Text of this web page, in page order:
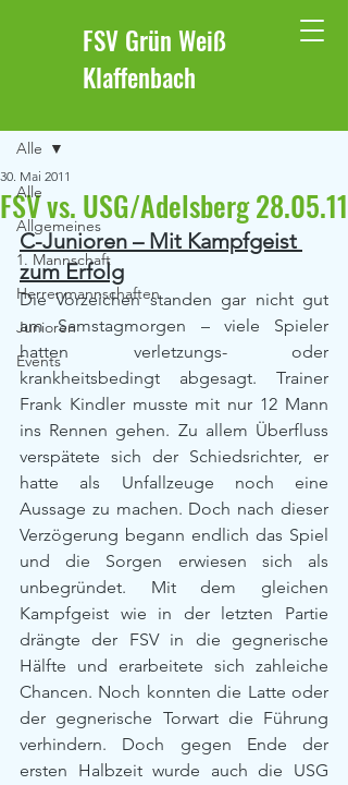
FSV Grün Weiß
Klaffenbach
Alle
Allgemeines
1. Mannschaft
Herrenmannschaften
Junioren
Events
Alle
FSV vs. USG/Adelsberg 28.05.11
30. Mai 2011
C-Junioren – Mit Kampfgeist
zum Erfolg
Die Vorzeichen standen gar nicht gut
am Samstagmorgen – viele Spieler
hatten verletzungs- oder
krankheitsbedingt abgesagt. Trainer
Frank Kindler musste mit nur 12 Mann
ins Rennen gehen. Zu allem Überfluss
verspätete sich der Schiedsrichter, er
hatte als Unfallzeuge noch eine
Aussage zu machen. Doch nach dieser
Verzögerung begann endlich das Spiel
und die Sorgen erwiesen sich als
unbegründet. Mit dem gleichen
Kampfgeist wie in der letzten Partie
drängte der FSV in die gegnerische
Hälfte und erarbeitete sich zahleiche
Chancen. Noch konnten die Latte oder
der gegnerische Torwart die Führung
verhindern. Doch gegen Ende der
ersten Halbzeit wurde auch die USG